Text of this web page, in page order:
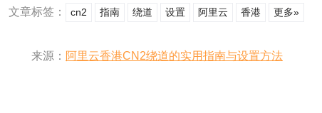
文章标签： cn2 指南 绕道 设置 阿里云 香港 更多»
来源： 阿里云香港CN2绕道的实用指南与设置方法